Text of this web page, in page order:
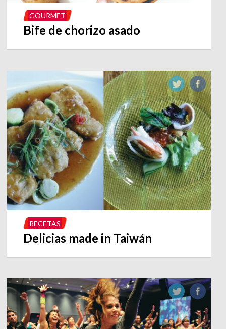
GOURMET
Bife de chorizo asado
RECETAS
Delicias made in Taiwán